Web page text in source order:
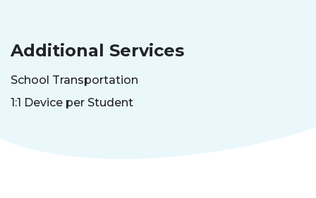
Additional Services
School Transportation
1:1 Device per Student